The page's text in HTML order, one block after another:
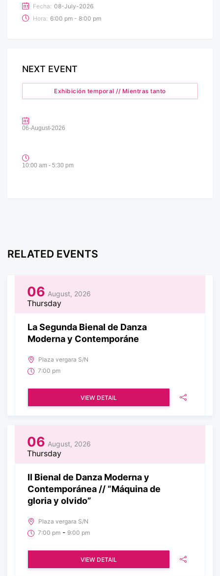
Fecha: 08-July-2026
Hora: 6:00 pm - 8:00 pm
NEXT EVENT
Exhibición temporal // Mientras tanto
06-August-2026
10:00 am - 5:30 pm
RELATED EVENTS
06 August, 2026
Thursday
La Segunda Bienal de Danza
Moderna y Contemporáne
Plaza vergara S/N
7:00 pm
VIEW DETAIL
06 August, 2026
Thursday
II Bienal de Danza Moderna y
Contemporánea // “Máquina de
gloria y olvido”
Plaza vergara S/N
7:00 pm - 9:00 pm
VIEW DETAIL